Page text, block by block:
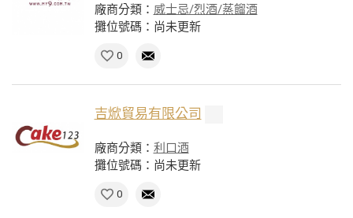
廠商分類： 威士忌/烈酒/蒸餾酒
攤位號碼：尚未更新
0
吉焮貿易有限公司
廠商分類： 利口酒
攤位號碼：尚未更新
0